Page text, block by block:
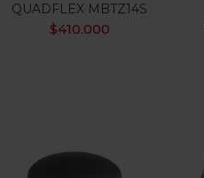
QUADFLEX MBTZ14S
$410.000